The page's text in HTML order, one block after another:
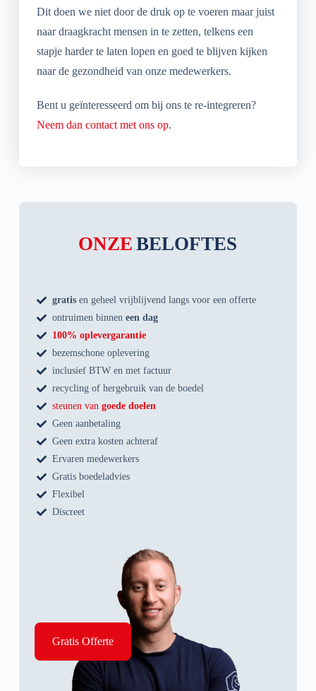
Dit doen we niet door de druk op te voeren maar juist
naar draagkracht mensen in te zetten, telkens een
stapje harder te laten lopen en goed te blijven kijken
naar de gezondheid van onze medewerkers.
Bent u geïnteresseerd om bij ons te re-integreren?
Neem dan contact met ons op.
ONZE BELOFTES
gratis en geheel vrijblijvend langs voor een offerte
ontruimen binneneen dag
100% oplevergarantie
bezemschone oplevering
inclusief BTW en met factuur
recycling of hergebruik van de boedel
steunen vangoede doelen
Geen aanbetaling
Geen extra kosten achteraf
Ervaren medewerkers
Gratis boedeladvies
Flexibel
Discreet
Gratis Offerte